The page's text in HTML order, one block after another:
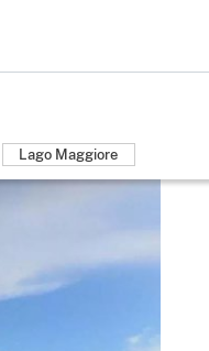
Lago Maggiore